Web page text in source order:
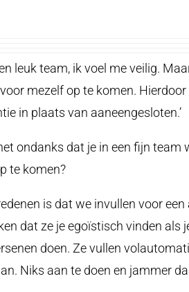
leuk team, ik voel me veilig.
mezelf op te komen.
in plaats van aaneengesloten.’
ondanks dat je in een fijn team
te komen?
is dat we invullen voor
dat ze je egoïstisch vinden als
doen. Ze vullen
Niks aan te doen en jammer